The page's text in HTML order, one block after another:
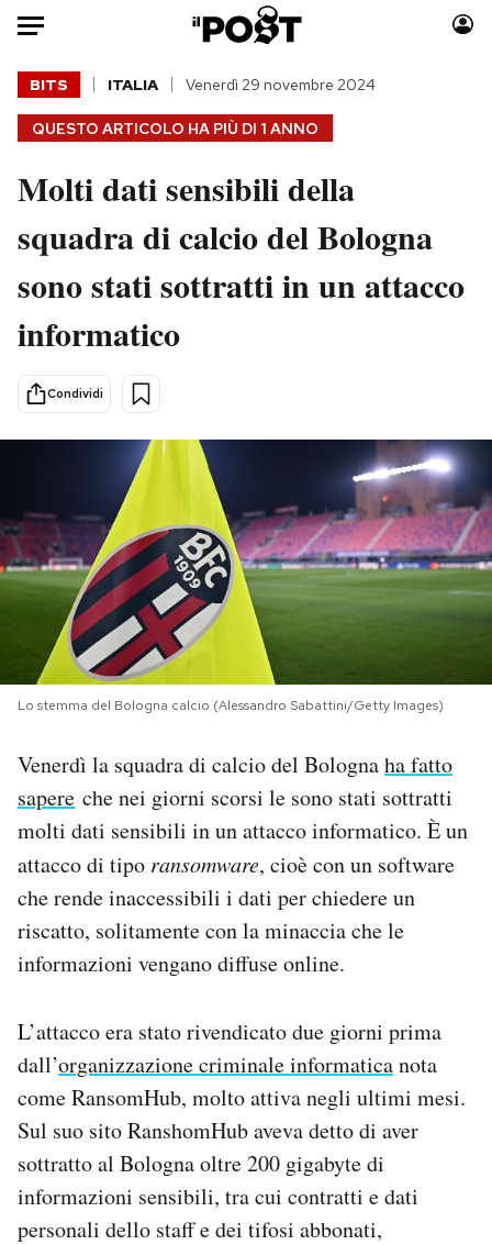
Auto
HOME
Italia
Politica
Tecnologia
Scienza
Cultura
Economia
Sport
Moda
Consumismi
Storie/Idee
Mondiali calcio 2026
PODCAST
NEWSLETTER
I MIEI PREFERITI
SHOP
CALENDARIO
AREA PERSONALE
Area Personale
Newsletter
Regala il Post
Hai bisogno di aiuto?
Esci
QUESTO ARTICOLO HA PIÙ DI 1 ANNO
BITS ITALIA Venerdì 29 novembre 2024
Molti dati sensibili della
squadra di calcio del Bologna
sono stati sottratti in un attacco
informatico
Condividi
Lo stemma del Bologna calcio (Alessandro Sabattini/Getty Images)
Venerdì la squadra di calcio del Bolognaha fatto
sapere che nei giorni scorsi le sono stati sottratti
molti dati sensibili in un attacco informatico. È un
attacco di tipo ransomware, cioè con un software
che rende inaccessibili i dati per chiedere un
riscatto, solitamente con la minaccia che le
informazioni vengano diffuse online.
L’attacco era stato rivendicato due giorni prima
dall’organizzazione criminale informaticanota
come RansomHub, molto attiva negli ultimi mesi.
Sul suo sito RanshomHub aveva detto di aver
sottratto al Bologna oltre 200 gigabyte di
informazioni sensibili, tra cui contratti e dati
personali dello staff e dei tifosi abbonati,